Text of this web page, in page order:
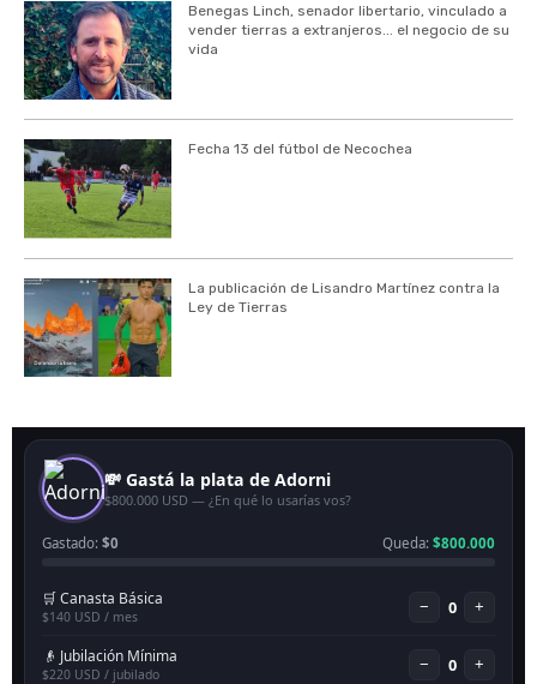
Benegas Linch, senador libertario, vinculado a
vender tierras a extranjeros... el negocio de su
vida
Fecha 13 del fútbol de Necochea
La publicación de Lisandro Martínez contra la
Ley de Tierras